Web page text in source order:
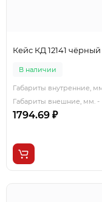
Кейс КД 12141 чёрный
В наличии
Габариты внутренние,
Габариты внешние, мм. -
1794.69 ₽